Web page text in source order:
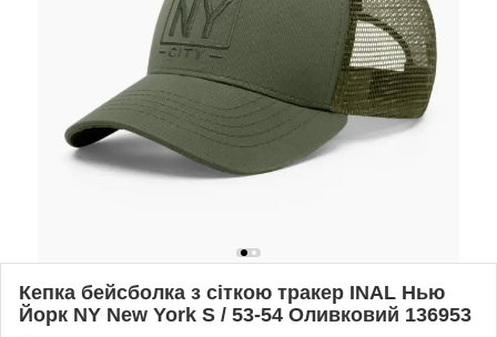
Кепка бейсболка з сіткою тракер INAL Нью
Йорк NY New York S / 53-54 Оливковий 136953